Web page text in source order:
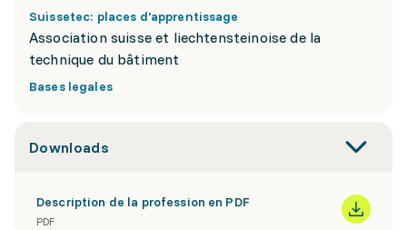
Suissetec: places d'apprentissage
Association suisse et liechtensteinoise de la
technique du bâtiment
Bases legales
Downloads
Description de la profession en PDF
PDF